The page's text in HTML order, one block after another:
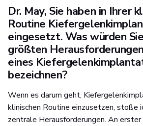
Dr. May, Sie haben in Ihrer
Routine
eingesetzt. Was würden
größten
eines
bezeichnen?
Wenn es darum geht,
klinischen Routine einzusetzen, stoße
zentrale Herausforderungen. An